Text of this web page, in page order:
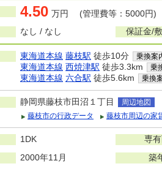
4.50 万円 (管理費等：5000円)
なし / なし 保証金/
東海道本線 藤枝駅 徒歩10分 乗換案
東海道本線 西焼津駅 徒歩3.3km 乗
東海道本線 六合駅 徒歩5.6km 乗換
静岡県藤枝市田沼１丁目
周辺地図
藤枝市の行政データ
藤枝市周辺の家
1DK 専
2000年11月 築